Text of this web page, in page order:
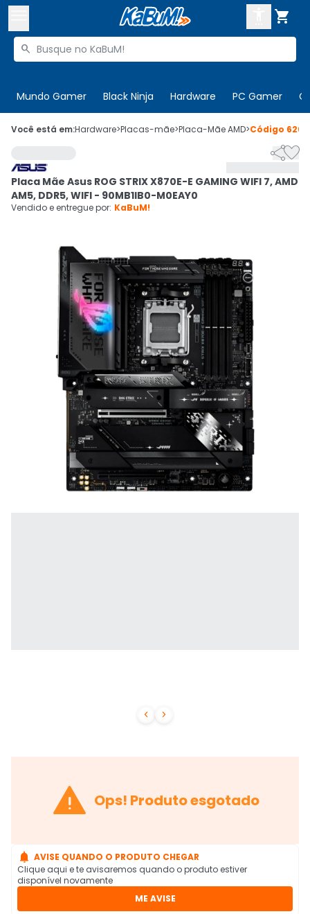

Buscar produtos

Mundo Gamer Black Ninja Hardware PC Gamer
 Olá. Acesse sua conta
Cupons
Ativar tradutor em libras
CADASTRE-SE
Você está em:Hardware>Placas-mãe>Placa-Mãe AMD>Código
 

Placa Mãe Asus ROG STRIX X870E-E GAMING WIFI 7, AMD
AM5, DDR5, WIFI - 90MB1IB0-M0EAY0
Vendido e entregue por: KaBuM!
 Ops! Produto esgotado
 AVISE QUANDO O PRODUTO CHEGAR
Clique aqui e te avisaremos quando o produto estiver
disponível novamente
ME AVISE